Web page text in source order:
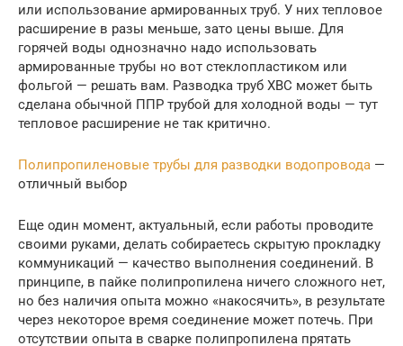
или использование армированных труб. У них тепловое
расширение в разы меньше, зато цены выше. Для
горячей воды однозначно надо использовать
армированные трубы но вот стеклопластиком или
фольгой — решать вам. Разводка труб ХВС может быть
сделана обычной ППР трубой для холодной воды — тут
тепловое расширение не так критично.
Полипропиленовые трубы для разводки водопровода —
отличный выбор
Еще один момент, актуальный, если работы проводите
своими руками, делать собираетесь скрытую прокладку
коммуникаций — качество выполнения соединений. В
принципе, в пайке полипропилена ничего сложного нет,
но без наличия опыта можно «накосячить», в результате
через некоторое время соединение может потечь. При
отсутствии опыта в сварке полипропилена прятать